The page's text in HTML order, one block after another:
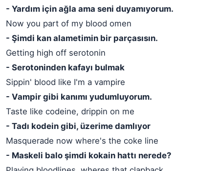
- Yardım için ağla ama seni duyamıyorum.
Now you part of my blood omen
- Şimdi kan alametimin bir parçasısın.
Getting high off serotonin
- Serotoninden kafayı bulmak
Sippin' blood like I'm a vampire
- Vampir gibi kanımı yudumluyorum.
Taste like codeine, drippin on me
- Tadı kodein gibi, üzerime damlıyor
Masquerade now where's the coke line
- Maskeli balo şimdi kokain hattı nerede?